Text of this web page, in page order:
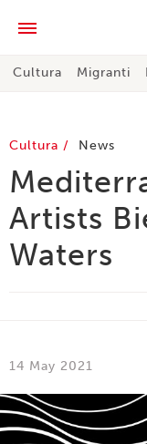
Cultura Migranti
Cultura News
Artists
Waters
14 May 2021